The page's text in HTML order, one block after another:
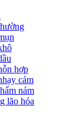
hợp
cảm
nám
lão hóa